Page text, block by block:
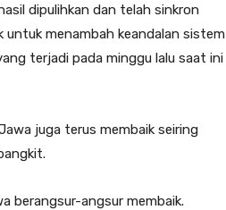
dipulihkan dan telah sinkron
untuk menambah keandalan sistem
terjadi pada minggu lalu saat ini
juga terus membaik seiring
berangsur-angsur membaik.